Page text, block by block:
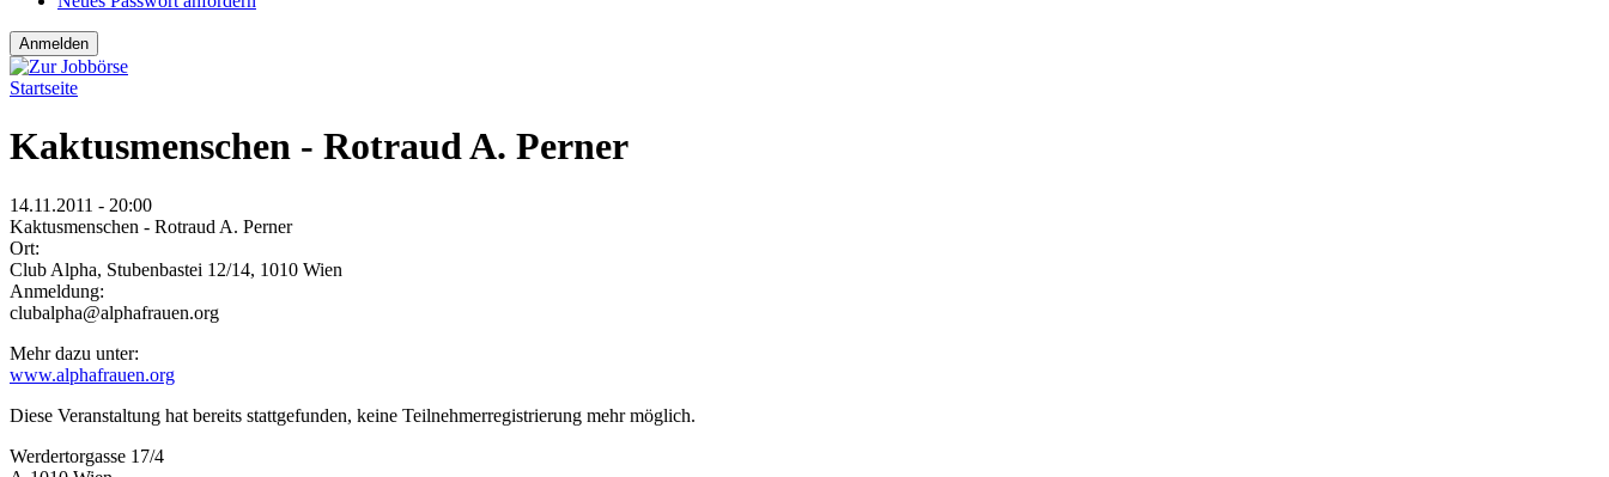
Startseite
Kaktusmenschen - Rotraud A. Perner
14.11.2011 - 20:00
Kaktusmenschen - Rotraud A. Perner
Ort:
Club Alpha, Stubenbastei 12/14, 1010 Wien
Anmeldung:
clubalpha@alphafrauen.org
Mehr dazu unter:
www.alphafrauen.org
Diese Veranstaltung hat bereits stattgefunden, keine Teilnehmerregistrierung mehr möglich.
Werdertorgasse 17/4